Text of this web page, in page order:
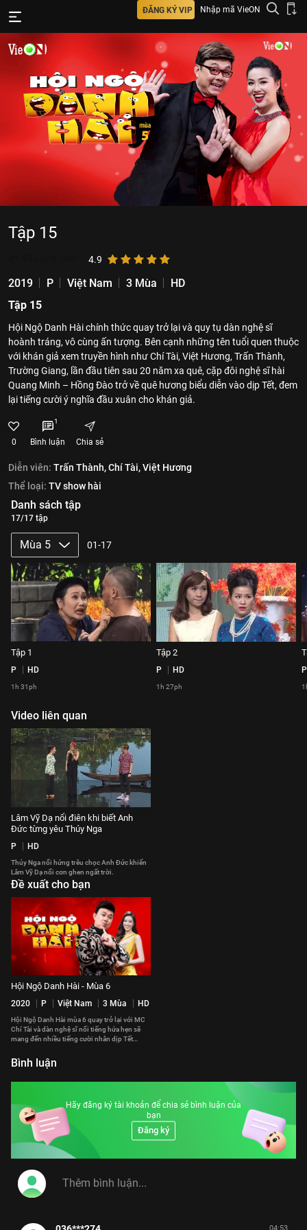
ĐĂNG KÝ VIP Nhập mã VieON
Tập 15
4.9
2019 P Việt Nam 3 Mùa
HD
Tập 15
Hội Ngộ Danh Hài chính thức quay trở lại và quy tụ dàn nghệ sĩ
hoành tráng, vô cùng ấn tượng. Bên cạnh những tên tuổi quen thuộc
với khán giả xem truyền hình như Chí Tài, Việt Hương, Trấn Thành,
Trường Giang, lần đầu tiên sau 20 năm xa quê, cặp đôi nghệ sĩ hài
Quang Minh – Hồng Đào trở về quê hương biểu diễn vào dịp Tết, đem
lại tiếng cười ý nghĩa đầu xuân cho khán giả.
0
1
Bình luận Chia sẻ
Diễn viên: Trấn Thành,Chí Tài,Việt Hương
Thể loại: TV show hài
Danh sách tập
17/17 tập
Mùa 5 01-17
Tập 1
P HD
1h 31ph
Tập 2
P HD
1h 27ph
P
Video liên quan
Lâm Vỹ Dạ nổi điên khi biết Anh
Đức từng yêu Thúy Nga
P HD
Thúy Nga nổi hứng trêu chọc Anh Đức khiến
Lâm Vỹ Dạ nổi cơn ghen ngất trời.
Đề xuất cho bạn
Hội Ngộ Danh Hài - Mùa 6
2020 P Việt Nam 3 Mùa HD
Hội Ngộ Danh Hài mùa 6 quay trở lại với MC
Chí Tài và dàn nghệ sĩ nổi tiếng hứa hẹn sẽ
mang đến nhiều tiếng cười nhân dịp Tết
Bình luận
Hãy đăng ký tài khoản để chia sẻ bình luận của
bạn
Đăng ký
04:53